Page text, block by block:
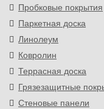
Пробковые покрытия
Паркетная доска
Линолеум
Ковролин
Террасная доска
Грязезащитные
Стеновые панели